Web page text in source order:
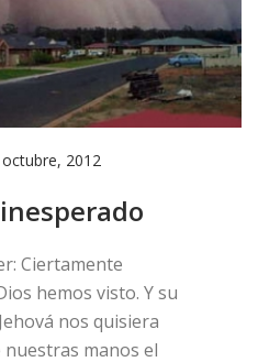
2012
Ciertamente
hemos visto. Y su
nos quisiera
manos el